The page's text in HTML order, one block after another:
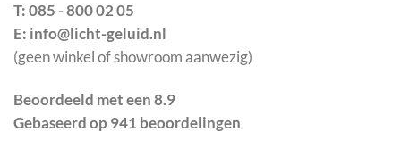
T: 085 - 800 02 05
E: info@licht-geluid.nl
(geen winkel of showroom aanwezig)
Beoordeeld met een 8.9
Gebaseerd op 941 beoordelingen